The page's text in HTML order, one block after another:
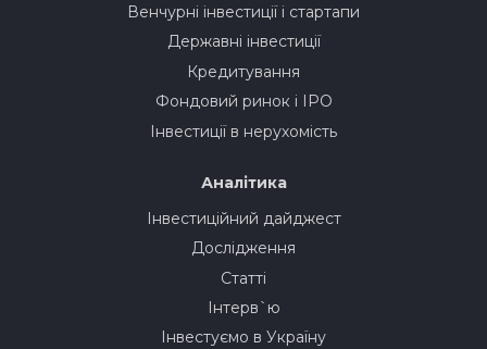
Венчурні інвестиції і стартапи
Державні інвестиції
Кредитування
Фондовий ринок і IPO
Інвестиції в нерухомість
Аналітика
Інвестиційний дайджест
Дослідження
Статті
Інтерв`ю
Інвестуємо в Україну